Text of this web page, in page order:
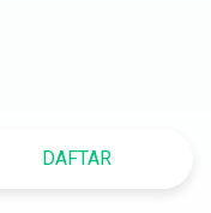
DAFTAR